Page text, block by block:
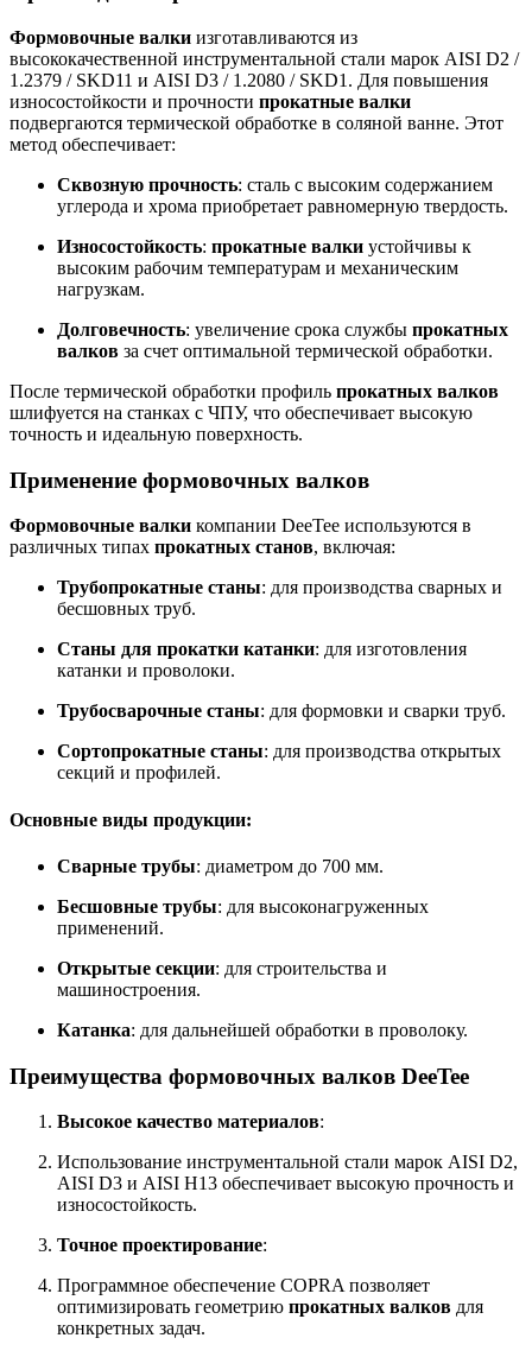
Формовочные валки изготавливаются из
высококачественной инструментальной стали марок AISI D2 /
1.2379 / SKD11 и AISI D3 / 1.2080 / SKD1. Для повышения
износостойкости и прочности прокатные валки
подвергаются термической обработке в соляной ванне. Этот
метод обеспечивает:
Сквозную прочность: сталь с высоким содержанием
углерода и хрома приобретает равномерную твердость.
Износостойкость: прокатные валки устойчивы к
высоким рабочим температурам и механическим
нагрузкам.
Долговечность: увеличение срока службы прокатных
валков за счет оптимальной термической обработки.
После термической обработки профиль прокатных валков
шлифуется на станках с ЧПУ, что обеспечивает высокую
точность и идеальную поверхность.
Применение формовочных валков
Формовочные валки компании DeeTee используются в
различных типах прокатных станов, включая:
Трубопрокатные станы: для производства сварных и
бесшовных труб.
Станы для прокатки катанки: для изготовления
катанки и проволоки.
Трубосварочные станы: для формовки и сварки труб.
Сортопрокатные станы: для производства открытых
секций и профилей.
Основные виды продукции:
Сварные трубы: диаметром до 700 мм.
Бесшовные трубы: для высоконагруженных
применений.
Открытые секции: для строительства и
машиностроения.
Катанка: для дальнейшей обработки в проволоку.
Преимущества формовочных валков DeeTee
Высокое качество материалов:
Использование инструментальной стали марок AISI D2,
AISI D3 и AISI H13 обеспечивает высокую прочность и
износостойкость.
Точное проектирование:
Программное обеспечение COPRA позволяет
оптимизировать геометрию прокатных валков для
конкретных задач.